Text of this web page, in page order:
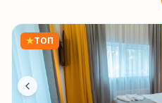
★ТОП